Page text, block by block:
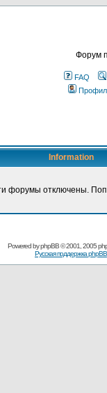
Форум
FAQ
Information
форумы отключены.
Powered byphpBB© 2001, 2005
Русская поддержка phpBB